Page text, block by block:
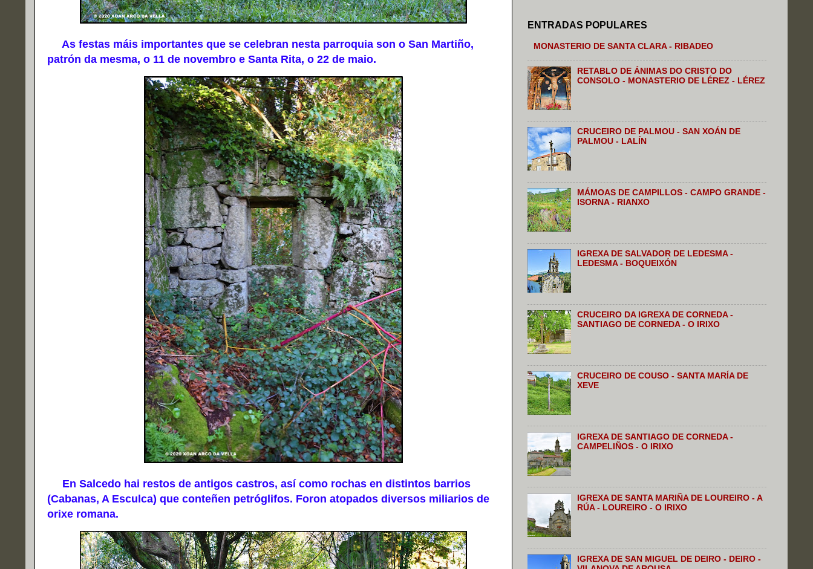
As festas máis importantes que se celebran nesta parroquia son o San Martiño,
patrón da mesma, o 11 de novembro e Santa Rita, o 22 de maio.
En Salcedo hai restos de antigos castros, así como rochas en distintos barrios
(Cabanas, A Esculca) que conteñen petróglifos. Foron atopados diversos miliarios de
orixe romana.
ENTRADAS POPULARES
MONASTERIO DE SANTA CLARA - RIBADEO
RETABLO DE ÁNIMAS DO CRISTO DO
CONSOLO - MONASTERIO DE LÉREZ - LÉREZ
CRUCEIRO DE PALMOU - SAN XOÁN DE
PALMOU - LALÍN
MÁMOAS DE CAMPILLOS - CAMPO GRANDE -
ISORNA - RIANXO
IGREXA DE SALVADOR DE LEDESMA -
LEDESMA - BOQUEIXÓN
CRUCEIRO DA IGREXA DE CORNEDA -
SANTIAGO DE CORNEDA - O IRIXO
CRUCEIRO DE COUSO - SANTA MARÍA DE
XEVE
IGREXA DE SANTIAGO DE CORNEDA -
CAMPELIÑOS - O IRIXO
IGREXA DE SANTA MARIÑA DE LOUREIRO - A
RÚA - LOUREIRO - O IRIXO
IGREXA DE SAN MIGUEL DE DEIRO - DEIRO -